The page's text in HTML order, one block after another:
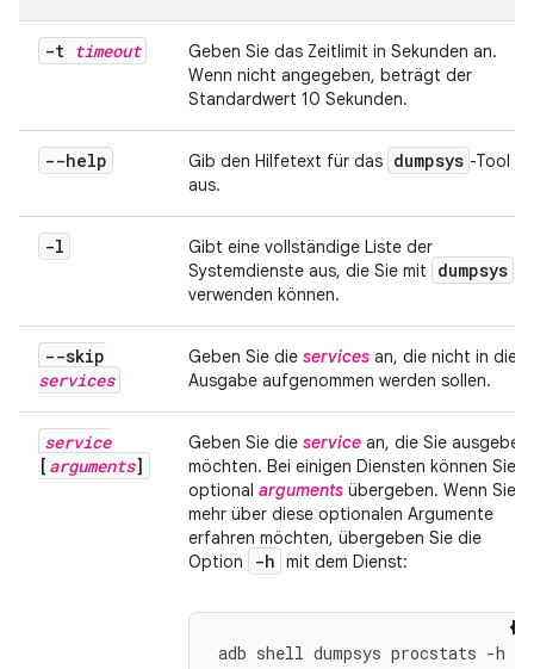
-t timeout
Geben Sie das Zeitlimit in Sekunden an.
Wenn nicht angegeben, beträgt der
Standardwert 10 Sekunden.
--help Gib den Hilfetext für das dumpsys -Tool
aus.
-l
Gibt eine vollständige Liste der
Systemdienste aus, die Sie mit
dumpsys
verwenden können.
--skip
services
Geben Sie die services an, die nicht in die
Ausgabe aufgenommen werden sollen.
service
[ arguments]
Geben Sie die service an, die Sie ausgeben
möchten. Bei einigen Diensten können Sie
optional arguments übergeben. Wenn Sie
mehr über diese optionalen Argumente
erfahren möchten, übergeben Sie die
Option
-h mit dem Dienst:
adb shell dumpsys procstats -h